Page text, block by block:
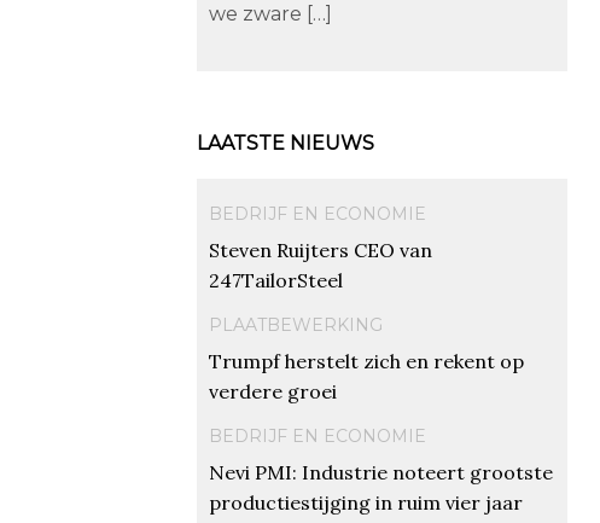
we zware […]
LAATSTE NIEUWS
BEDRIJF EN ECONOMIE
Steven Ruijters CEO van
247TailorSteel
PLAATBEWERKING
Trumpf herstelt zich en rekent op
verdere groei
BEDRIJF EN ECONOMIE
Nevi PMI: Industrie noteert grootste
productiestijging in ruim vier jaar